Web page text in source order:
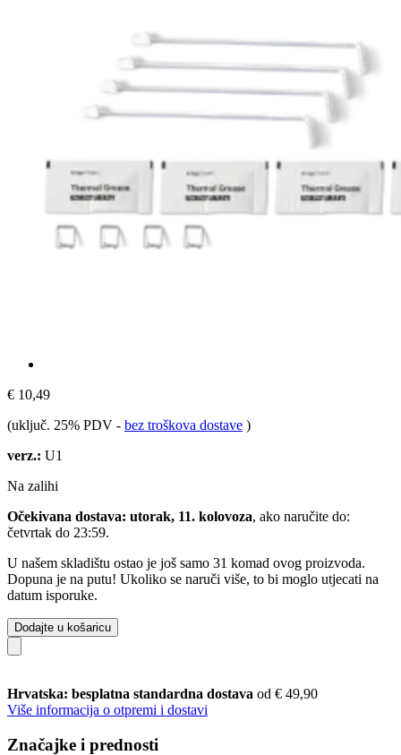
€ 10,49
(uključ. 25% PDV - bez troškova dostave )
verz.: U1
Na zalihi
Očekivana dostava: utorak, 11. kolovoza, ako naručite do:
četvrtak do 23:59.
U našem skladištu ostao je još samo 31 komad ovog proizvoda.
Dopuna je na putu! Ukoliko se naruči više, to bi moglo utjecati na
datum isporuke.
Dodajte u košaricu
Hrvatska: besplatna standardna dostava od € 49,90
Više informacija o otpremi i dostavi
Značajke i prednosti